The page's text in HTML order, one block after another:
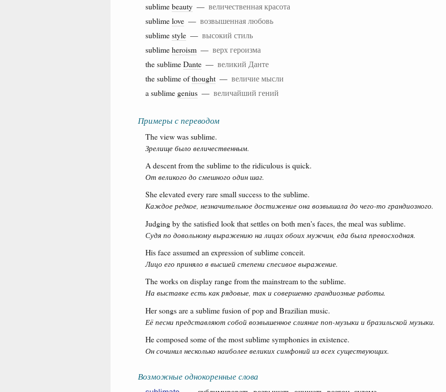
sublimebeauty — величественная красота
sublimelove — возвышенная любовь
sublimestyle — высокий стиль
sublimeheroism — верх героизма
the sublimeDante — великий Данте
the sublime ofthought — величие мысли
a sublime genius — величайший гений
Примеры с переводом
The view was sublime.
Зрелище было величественным.
A descent from the sublime to the ridiculous is quick.
От великого до смешного один шаг.
She elevated every rare small success to the sublime.
Каждое редкое, незначительное достижение она возвышала до чего-то грандиозного.
Judging by the satisfied look that settles on both men's faces, the meal was sublime.
Судя по довольному выражению на лицах обоих мужчин, еда была превосходная.
His face assumed an expression of sublime conceit.
Лицо его приняло в высшей степени спесивое выражение.
The works on display range from the mainstream to the sublime.
На выставке есть как рядовые, так и совершенно грандиозные работы.
Her songs are a sublime fusion of pop and Brazilian music.
Её песни представляют собой возвышенное слияние поп-музыки и бразильской музыки.
He composed some of the most sublime symphonies in existence.
Он сочинил несколько наиболее великих симфоний из всех существующих.
Возможные однокоренные слова